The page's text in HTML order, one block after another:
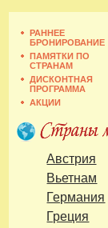
РАННЕЕ
БРОНИРОВАНИЕ
ПАМЯТКИ ПО
СТРАНАМ
ДИСКОНТНАЯ
ПРОГРАММА
АКЦИИ
Австрия
Вьетнам
Германия
Греция